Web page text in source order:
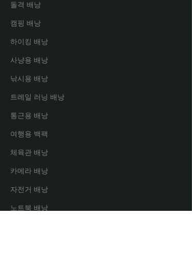
돌격 배낭
캠핑 배낭
하이킹 배낭
사냥용 배낭
낚시용 배낭
트레일 러닝 배낭
통근용 배낭
여행용 백팩
체육관 배낭
카메라 배낭
자전거 배낭
노트북 배낭
KO